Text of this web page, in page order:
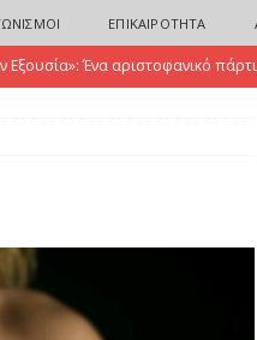
ΕΠΙΚΑΙΡΟΤΗΤΑ
Εξουσία»: Ένα αριστοφανικό
ο Ευριπίδης συναντά τους The
μιλά για το σήμερα με
εποχή υπερσύνδεσης αλλά και
απογειώνει τη «Μήδεια» του